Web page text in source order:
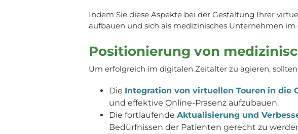
Indem Sie diese Aspekte bei der Gestaltung Ihrer
aufbauen und sich als medizinisches Unternehmen
Positionierung von
Um erfolgreich im digitalen Zeitalter zu agieren,
Die Integration von virtuellen Touren in die
und effektive Online-Präsenz aufzubauen.
Die fortlaufende Aktualisierung und
Bedürfnissen der Patienten gerecht zu